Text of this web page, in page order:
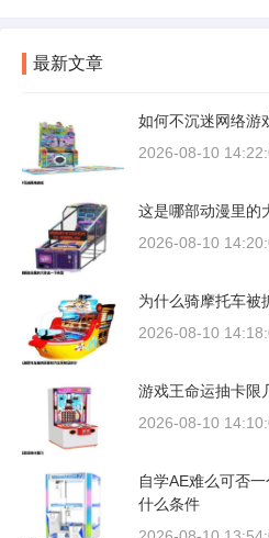
最新文章
如何不沉迷网络游
2026-08-10
这是哪部动漫里的
2026-08-10
为什么骑摩托车被
2026-08-10
游戏王命运抽卡限
2026-08-10
自学AE难么可否
什么条件